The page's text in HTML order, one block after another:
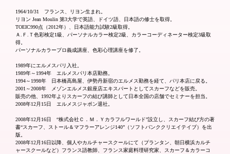
1964/10/31 フランス、リヨン生まれ。
リヨン Jean Moulin 第3大学で英語、ドイツ語、日本語の修士を取得。
TOEIC990点（2012年）、日本語能力試験2級取得。
Ａ.Ｆ.Ｔ色彩検定1級、パーソナルカラー検定2級、カラーコーディネーター検定3級取
得。
パーソナルカラープロ義成講座、色彩心理講座を修了。
1989年にエルメスパリ入社。
1989年～1994年 エルメスパリ本店勤務。
1994～1998年 日本橋高島屋、伊勢丹新宿のエルメス勤務を経て、パリ本店に戻る。
2001～2008年 メゾンエルメス銀座店エキスパートとしてスカーフなどを販売。
販売の他、1992年よりスカーフの結び講師として日本全国の店舗でセミナーを担当。
2008年12月15日 エルメスジャポン退社。
2008年12月16日 “株式会社Ｃ．Ｍ．Ｙカラフルワールド”設立し、スカーフ結び方の著
書“スカーフ、ストール＆マフラーアレンジ140”（ソフトバンククリエイテイブ）を出
版。
2008年12月16日以降、個人やカルチャースクールにて（プランタン、朝日横浜カルチ
ャースクールなど）フランス語教師、フランス家庭料理研究家、スカーフ＆カラーコ